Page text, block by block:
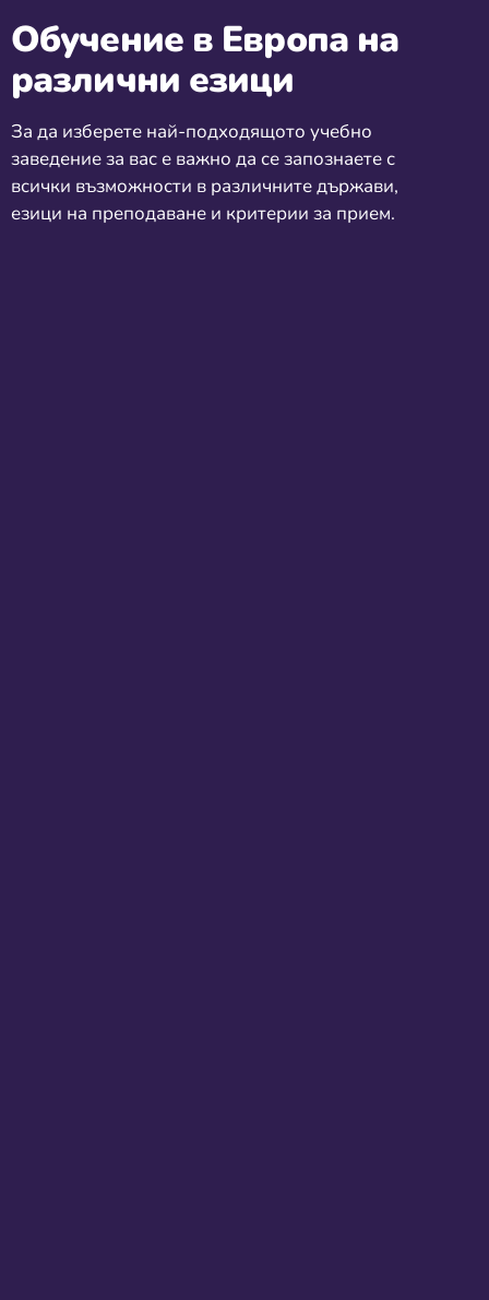
Обучение в Европа на
различни езици
За да изберете най-подходящото учебно
заведение за вас е важно да се запознаете с
всички възможности в различните държави,
езици на преподаване и критерии за прием.